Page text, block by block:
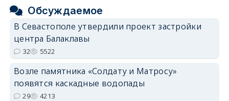
Обсуждаемое
В Севастополе утвердили проект застройки
центра Балаклавы
32 5522
Возле памятника «Солдату и Матросу»
появятся каскадные водопады
29 4213